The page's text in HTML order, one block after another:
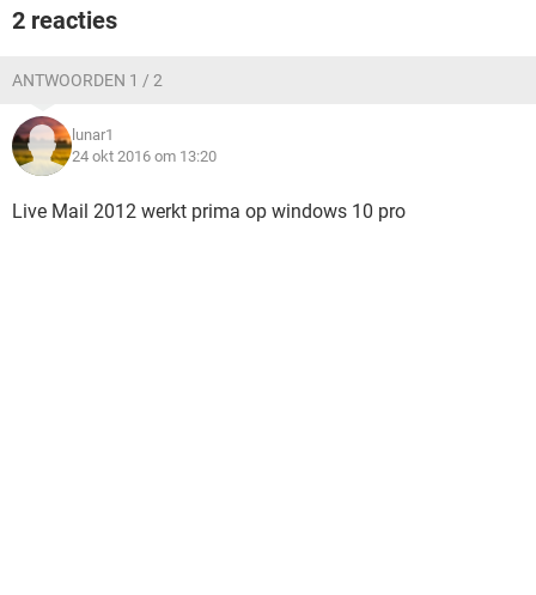
2 reacties
ANTWOORDEN 1 / 2
lunar1
24 okt 2016 om 13:20
Live Mail 2012 werkt prima op windows 10 pro